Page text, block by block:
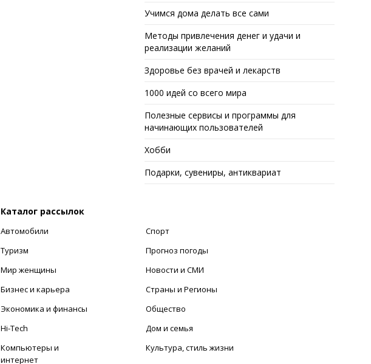
Учимся дома делать все сами
Методы привлечения денег и удачи и
реализации желаний
Здоровье без врачей и лекарств
1000 идей со всего мира
Полезные сервисы и программы для
начинающих пользователей
Хобби
Подарки, сувениры, антиквариат
Каталог рассылок
Автомобили
Туризм
Мир женщины
Бизнес и карьера
Экономика и финансы
Hi-Tech
Компьютеры и
интернет
Спорт
Прогноз погоды
Новости и СМИ
Страны и Регионы
Общество
Дом и семья
Культура, стиль жизни